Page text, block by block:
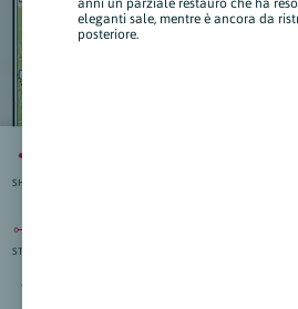
anni un parziale restauro che ha
eleganti sale, mentre è ancora da
posteriore.
SHARE
STRAD.